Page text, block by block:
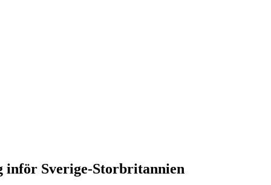
inför Sverige-Storbritannien